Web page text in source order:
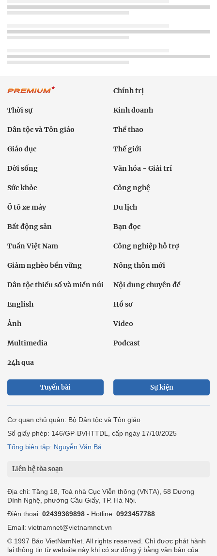
Chính trị
Thời sự Kinh doanh
Dân tộc và Tôn giáo Thể thao
Giáo dục Thế giới
Đời sống Văn hóa - Giải trí
Sức khỏe Công nghệ
Ô tô xe máy Du lịch
Bất động sản Bạn đọc
Tuần Việt Nam Công nghiệp hỗ trợ
Giảm nghèo bền vững Nông thôn mới
Dân tộc thiểu số và miền núi Nội dung chuyên đề
English Hồ sơ
Ảnh Video
Multimedia Podcast
24h qua
Tuyến bài Sự kiện
Cơ quan chủ quản: Bộ Dân tộc và Tôn giáo
Số giấy phép: 146/GP-BVHTTDL, cấp ngày 17/10/2025
Tổng biên tập: Nguyễn Văn Bá
Liên hệ tòa soạn
Địa chỉ: Tầng 18, Toà nhà Cục Viễn thông (VNTA), 68 Dương
Đình Nghệ, phường Cầu Giấy, TP. Hà Nội.
Điện thoại: 02439369898 - Hotline: 0923457788
Email: vietnamnet@vietnamnet.vn
© 1997 Báo VietNamNet. All rights reserved. Chỉ được phát hành
lại thông tin từ website này khi có sự đồng ý bằng văn bản của